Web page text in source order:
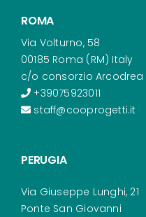
ROMA
Via Volturno, 58
00185 Roma (RM) Italy
c/o consorzio Arcodrea
+39075923011
staff@cooprogetti.it
PERUGIA
Via Giuseppe Lunghi, 21
Ponte San Giovanni